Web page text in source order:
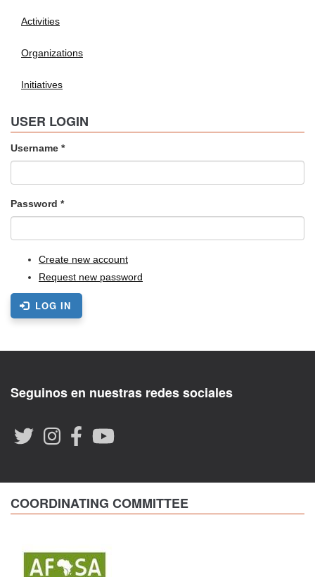
Activities
Organizations
Initiatives
USER LOGIN
Username *
Password *
Create new account
Request new password
LOG IN
Seguinos en nuestras redes sociales
COORDINATING COMMITTEE